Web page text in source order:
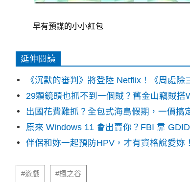
早有預謀的小小紅包
延伸閱讀
《沉默的審判》將登陸 Netflix！《周處
29顆鏡頭也抓不到一個賊？舊金山竊賊
出國花費難抓？全包式海島假期，一價搞
原來 Windows 11 會出賣你？FBI 靠
伴侶和妳一起預防HPV，才有資格說愛妳！
#遊戲 #楓之谷